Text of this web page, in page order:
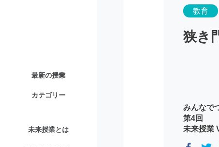
最新の授業
カテゴリー
未来授業とは
教育
狭き
みんなで
第4回
未来授業